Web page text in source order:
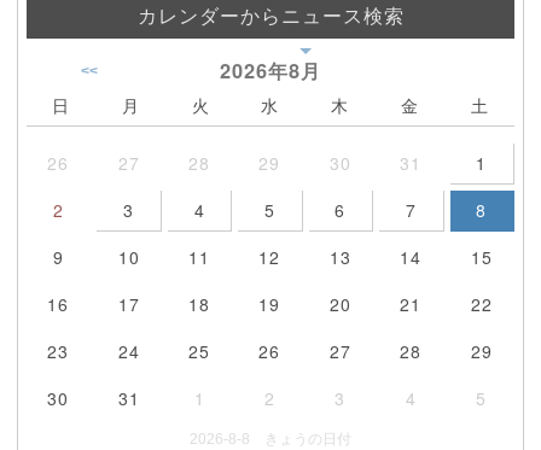
カレンダーからニュース検索
2026年8月
<<
日 月 火 水 木 金 土
26 27 28 29 30 31
1
2
3 4 5 6 7
8
9
10 11 12 13 14
15
16
17 18 19 20 21
22
23
24 25 26 27 28
29
30
31 1 2 3 4 5
2026-8-8 きょうの日付